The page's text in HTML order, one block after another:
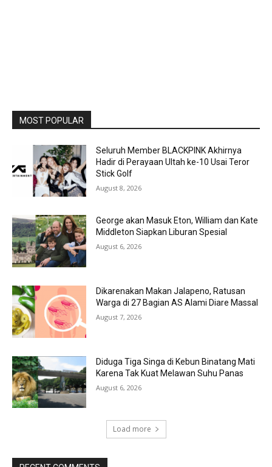
MOST POPULAR
Seluruh Member BLACKPINK Akhirnya
Hadir di Perayaan Ultah ke-10 Usai Teror
Stick Golf
August 8, 2026
George akan Masuk Eton, William dan Kate
Middleton Siapkan Liburan Spesial
August 6, 2026
Dikarenakan Makan Jalapeno, Ratusan
Warga di 27 Bagian AS Alami Diare Massal
August 7, 2026
Diduga Tiga Singa di Kebun Binatang Mati
Karena Tak Kuat Melawan Suhu Panas
August 6, 2026
Load more